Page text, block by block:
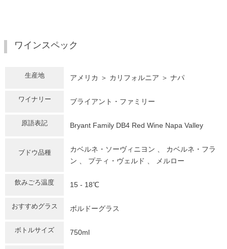
ワインスペック
生産地 アメリカ ＞ カリフォルニア ＞ ナパ
ワイナリー ブライアント・ファミリー
原語表記 Bryant Family DB4 Red Wine Napa Valley
ブドウ品種
カベルネ・ソーヴィニヨン 、 カベルネ・フラ
ン 、 プティ・ヴェルド 、 メルロー
飲みごろ温度 15 - 18℃
おすすめグラス ボルドーグラス
ボトルサイズ 750ml